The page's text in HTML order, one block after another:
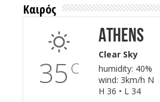
Καιρός
35C
Athens
Clear Sky
humidity: 40%
wind: 3km/h N
H 36 • L 34